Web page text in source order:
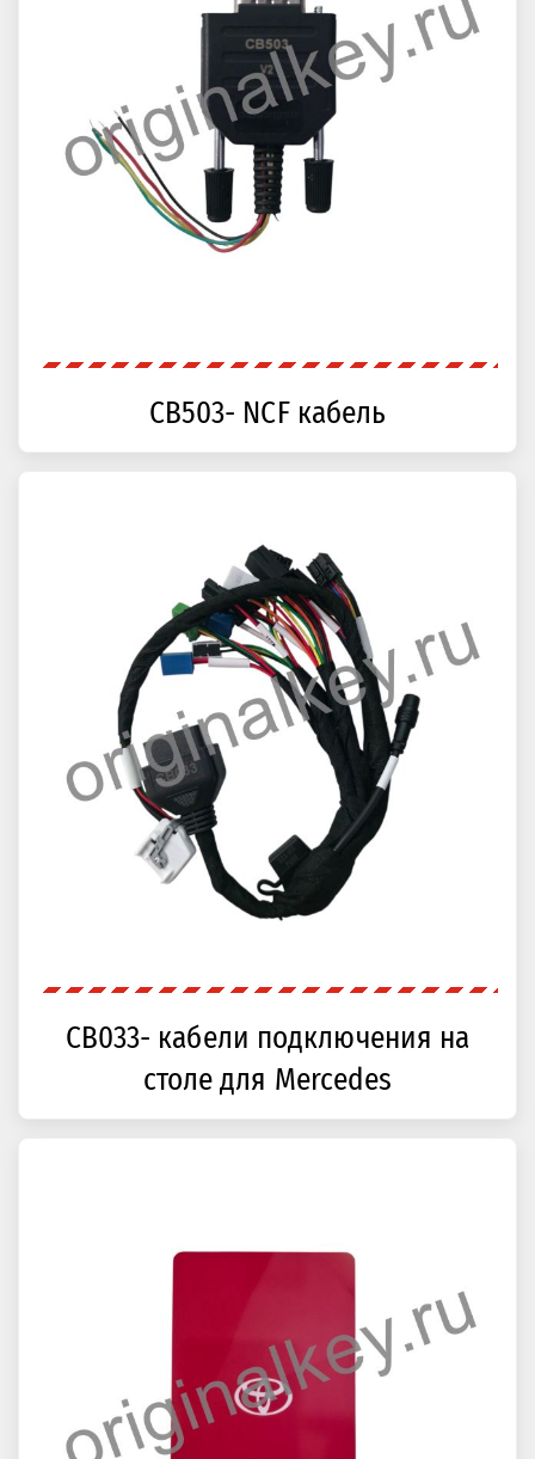
CB503- NCF кабель
CB033- кабели подключения на
столе для Mercedes